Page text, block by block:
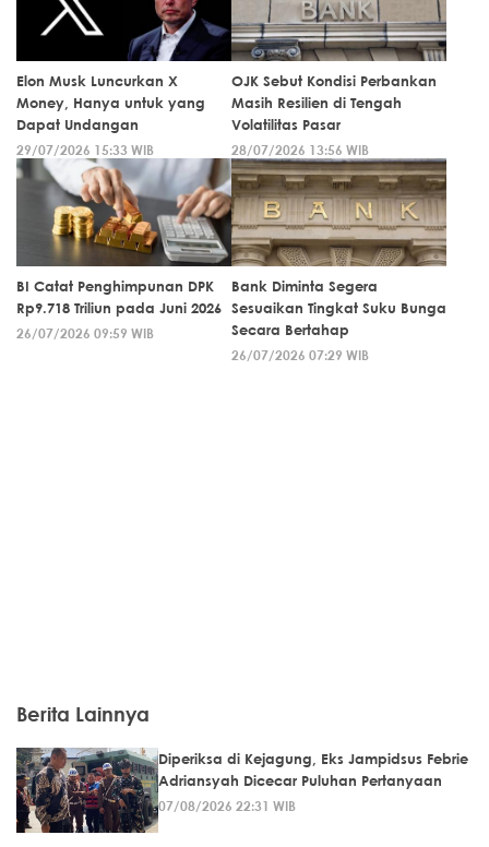
Elon Musk Luncurkan X
Money, Hanya untuk yang
Dapat Undangan
29/07/2026 15:33 WIB
OJK Sebut Kondisi Perbankan
Masih Resilien di Tengah
Volatilitas Pasar
28/07/2026 13:56 WIB
BI Catat Penghimpunan DPK
Rp9.718 Triliun pada Juni 2026
26/07/2026 09:59 WIB
Bank Diminta Segera
Sesuaikan Tingkat Suku Bunga
Secara Bertahap
26/07/2026 07:29 WIB
Berita Lainnya
Diperiksa di Kejagung, Eks Jampidsus Febrie
Adriansyah Dicecar Puluhan Pertanyaan
07/08/2026 22:31 WIB